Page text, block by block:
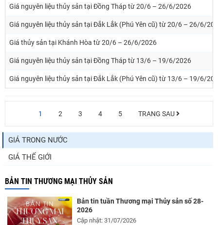
Giá nguyên liệu thủy sản tại Đồng Tháp từ 20/6 – 26/6/2026
Giá nguyên liệu thủy sản tại Đắk Lắk (Phú Yên cũ) từ 20/6 – 26/6/
Giá thủy sản tại Khánh Hòa từ 20/6 – 26/6/2026
Giá nguyên liệu thủy sản tại Đồng Tháp từ 13/6 – 19/6/2026
Giá nguyên liệu thủy sản tại Đắk Lắk (Phú Yên cũ) từ 13/6 – 19/6/
1 2 3 4 5 TRANG SAU
GIÁ TRONG NƯỚC
GIÁ THẾ GIỚI
BẢN TIN THƯƠNG MẠI THỦY SẢN
Bản tin tuần Thương mại Thủy sản số 28-
2026
Cập nhật: 31/07/2026